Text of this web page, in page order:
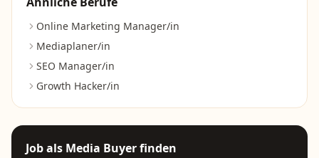
Online Marketing Manager/in
Mediaplaner/in
SEO Manager/in
Growth Hacker/in
Job als Media Buyerfinden